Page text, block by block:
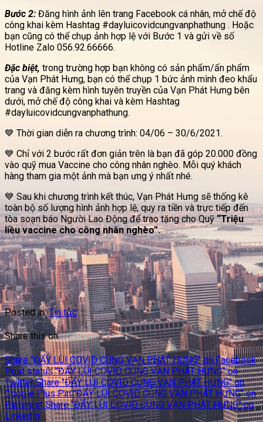
Bước 2: Đăng hình ảnh lên trang Facebook cá nhân, mở chế độ
công khai kèm Hashtag #dayluicovidcungvanphathung . Hoặc
bạn cũng có thể chụp ảnh hợp lệ với Bước 1 và gửi về số
Hotline Zalo 056.92.66666.
Đặc biệt, trong trường hợp bạn không có sản phẩm/ấn phẩm
của Vạn Phát Hưng, bạn có thể chụp 1 bức ảnh mình đeo khẩu
trang và đăng kèm hình tuyên truyền của Vạn Phát Hưng bên
dưới, mở chế độ công khai và kèm Hashtag
#dayluicovidcungvanphathung.
💙 Thời gian diễn ra chương trình: 04/06 – 30/6/2021.
💙 Chỉ với 2 bước rất đơn giản trên là bạn đã góp 20.000 đồng
vào quỹ mua Vaccine cho công nhân nghèo. Mỗi quý khách
hàng tham gia một ảnh mà bạn ưng ý nhất nhé.
💙 Sau khi chương trình kết thúc, Vạn Phát Hưng sẽ thống kê
toàn bộ số lượng hình ảnh hợp lệ, quy ra tiền và trực tiếp đến
tòa soạn báo Người Lao Động để trao tặng cho Quỹ“Triệu
liều vaccine cho công nhân nghèo”.
Posted in:Tin tức
Share this on
Share "ĐẨY LÙI COVID CÙNG VẠN PHÁT HƯNG" on Facebook
Post status "ĐẨY LÙI COVID CÙNG VẠN PHÁT HƯNG" on
Twitter Share "ĐẨY LÙI COVID CÙNG VẠN PHÁT HƯNG" on
Google Plus Pin "ĐẨY LÙI COVID CÙNG VẠN PHÁT HƯNG" on
Pinterest Share "ĐẨY LÙI COVID CÙNG VẠN PHÁT HƯNG" on
LinkedIn